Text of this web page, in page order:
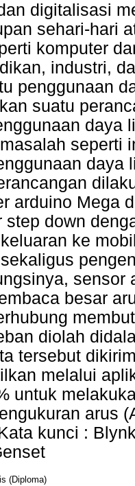
digitalisasi
sehari-hari
komputer
industri,
penggunaan
suatu
daya
seperti
daya
arduino Mega
step down
ke
sensor
besar
diolah
tersebut
melalui
untuk
arus
kunci :
(Diploma)